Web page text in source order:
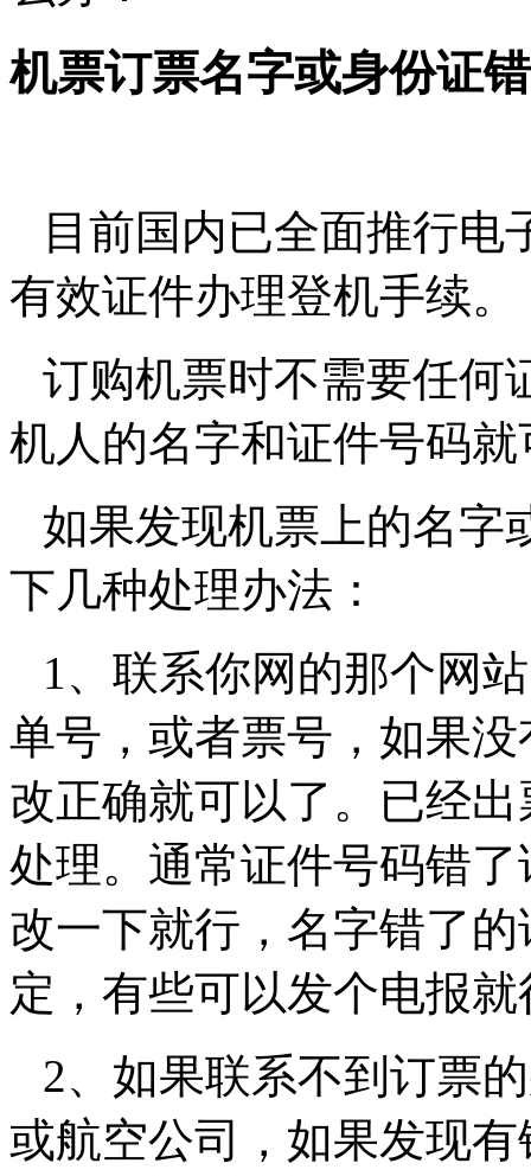
机票订票名字或身份证
目前国内已全面推行电
有效证件办理登机手续。
订购机票时不需要任何
机人的名字和证件号码
如果发现机票上的名字
下几种处理办法：
1、联系你网的那个网
单号，或者票号，如果
改正确就可以了。已经
处理。通常证件号码错
改一下就行，名字错了
定，有些可以发个电报
2、如果联系不到订票
或航空公司，如果发现